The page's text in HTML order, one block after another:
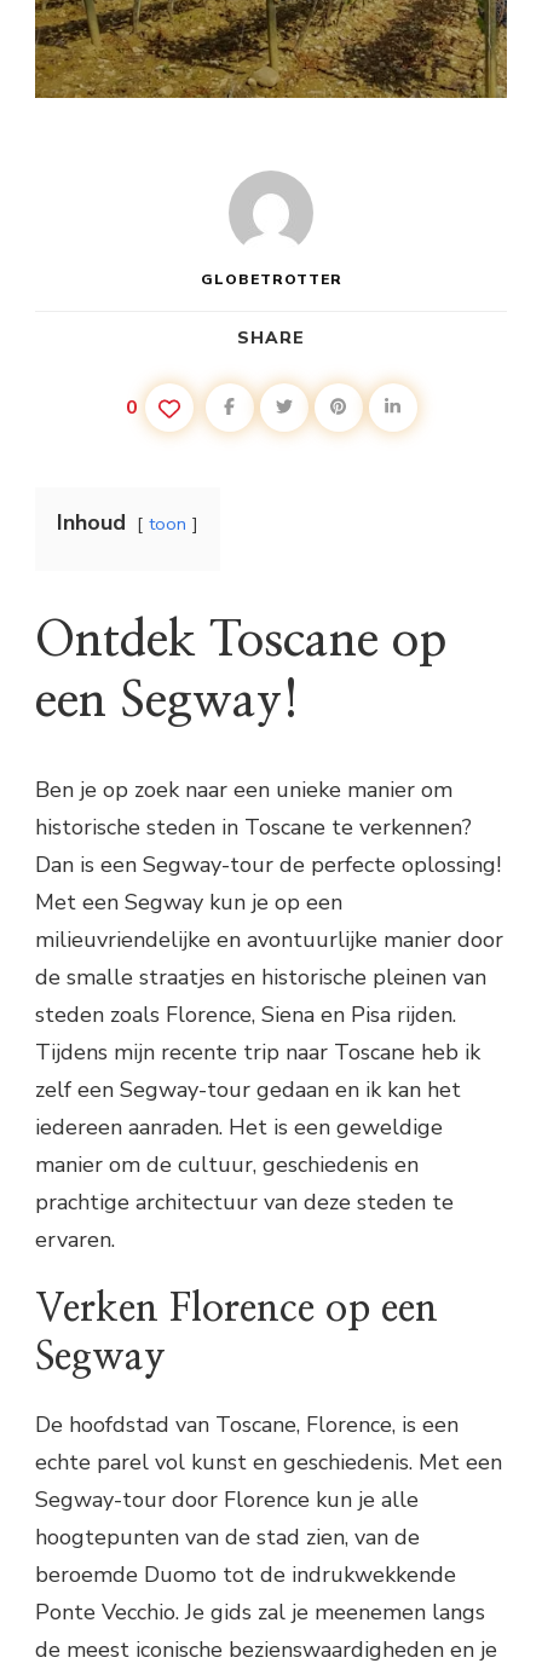
GLOBETROTTER
SHARE
0
Inhoud toon
Ontdek Toscane op
een Segway!
Ben je op zoek naar een unieke manier om
historische steden in Toscane te verkennen?
Dan is een Segway-tour de perfecte oplossing!
Met een Segway kun je op een
milieuvriendelijke en avontuurlijke manier door
de smalle straatjes en historische pleinen van
steden zoals Florence, Siena en Pisa rijden.
Tijdens mijn recente trip naar Toscane heb ik
zelf een Segway-tour gedaan en ik kan het
iedereen aanraden. Het is een geweldige
manier om de cultuur, geschiedenis en
prachtige architectuur van deze steden te
ervaren.
Verken Florence op een
Segway
De hoofdstad van Toscane, Florence, is een
echte parel vol kunst en geschiedenis. Met een
Segway-tour door Florence kun je alle
hoogtepunten van de stad zien, van de
beroemde Duomo tot de indrukwekkende
Ponte Vecchio. Je gids zal je meenemen langs
de meest iconische bezienswaardigheden en je